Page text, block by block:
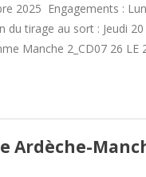
2025 Engagements :
tirage au sort : Jeudi
Manche 2_CD07 26
Ardèche-